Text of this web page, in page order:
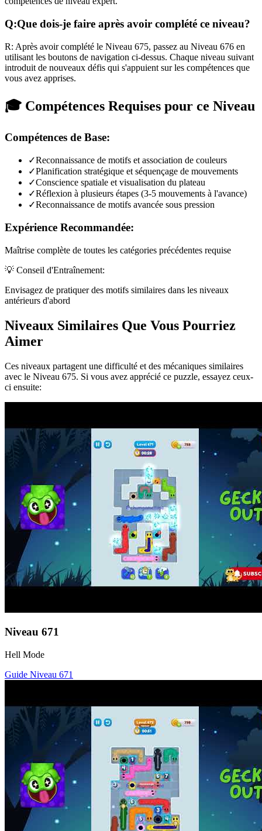
Q:Que dois-je faire après avoir complété ce niveau?
R: Après avoir complété le Niveau 675, passez au Niveau 676 en
utilisant les boutons de navigation ci-dessus. Chaque niveau suivant
introduit de nouveaux défis qui s'appuient sur les compétences que
vous avez apprises.
🎓 Compétences Requises pour ce Niveau
Compétences de Base:
✓Reconnaissance de motifs et association de couleurs
✓Planification stratégique et séquençage de mouvements
✓Conscience spatiale et visualisation du plateau
✓Réflexion à plusieurs étapes (3-5 mouvements à l'avance)
✓Reconnaissance de motifs avancée sous pression
Expérience Recommandée:
Maîtrise complète de toutes les catégories précédentes requise
💡 Conseil d'Entraînement:
Envisagez de pratiquer des motifs similaires dans les niveaux
antérieurs d'abord
Niveaux Similaires Que Vous Pourriez
Aimer
Ces niveaux partagent une difficulté et des mécaniques similaires
avec le Niveau 675. Si vous avez apprécié ce puzzle, essayez ceux-
ci ensuite:
Niveau 671
Hell Mode
Guide Niveau 671